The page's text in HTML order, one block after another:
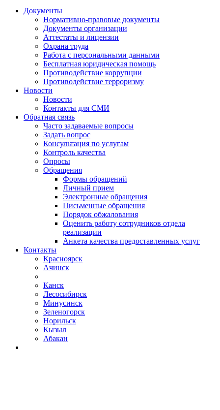
Документы
Нормативно-правовые документы
Документы организации
Аттестаты и лицензии
Охрана труда
Работа с персональными данными
Бесплатная юридическая помощь
Противодействие коррупции
Противодействие терроризму
Новости
Новости
Контакты для СМИ
Обратная связь
Часто задаваемые вопросы
Задать вопрос
Консультация по услугам
Контроль качества
Опросы
Обращения
Формы обращений
Личный прием
Электронные обращения
Письменные обращения
Порядок обжалования
Оценить работу сотрудников отдела
реализации
Анкета качества предоставленных услуг
Контакты
Красноярск
Ачинск
Канск
Лесосибирск
Минусинск
Зеленогорск
Норильск
Кызыл
Абакан